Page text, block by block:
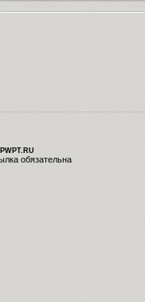
обязательна